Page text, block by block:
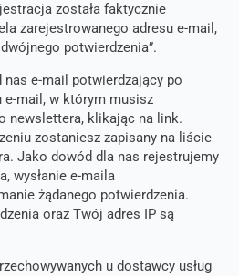
została faktycznie
zarejestrowanego adresu e-mail,
potwierdzenia”.
e-mail potwierdzający po
e-mail, w którym musisz
newslettera, klikając na link.
zostaniesz zapisany na liście
Jako dowód dla nas rejestrujemy
wysłanie e-maila
żądanego potwierdzenia.
oraz Twój adres IP są
u dostawcy usług